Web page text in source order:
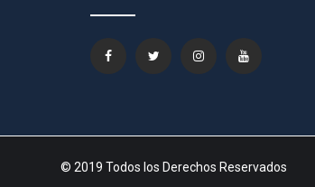
© 2019 Todos los Derechos Reservados